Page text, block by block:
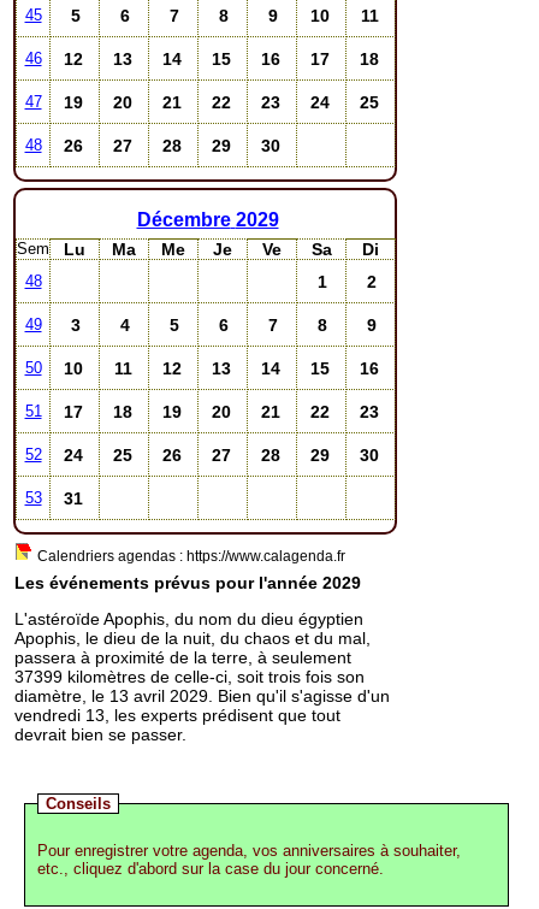
45 5 6 7 8 9 10 11
46 12 13 14 15 16 17 18
47 19 20 21 22 23 24 25
48 26 27 28 29 30
Décembre 2029
Sem Lu Ma Me Je Ve Sa Di
48 1 2
49 3 4 5 6 7 8 9
50 10 11 12 13 14 15 16
51 17 18 19 20 21 22 23
52 24 25 26 27 28 29 30
53 31
Calendriers agendas : https://www.calagenda.fr
Les événements prévus pour l'année 2029
L'astéroïde Apophis, du nom du dieu égyptien
Apophis, le dieu de la nuit, du chaos et du mal,
passera à proximité de la terre, à seulement
37399 kilomètres de celle-ci, soit trois fois son
diamètre, le 13 avril 2029. Bien qu'il s'agisse d'un
vendredi 13, les experts prédisent que tout
devrait bien se passer.
Conseils
Pour enregistrer votre agenda, vos anniversaires à souhaiter,
etc., cliquez d'abord sur la case du jour concerné.